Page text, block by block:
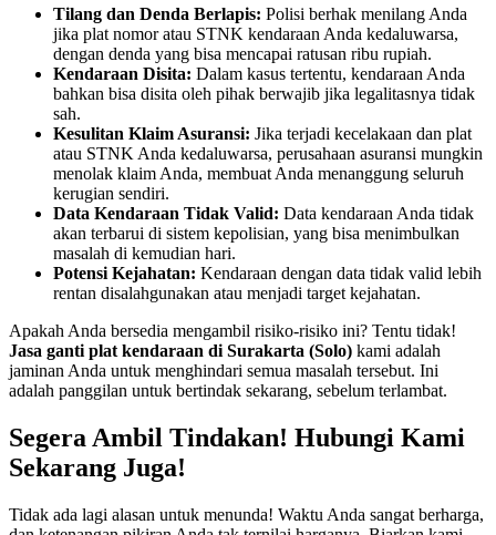
Tilang dan Denda Berlapis: Polisi berhak menilang Anda
jika plat nomor atau STNK kendaraan Anda kedaluwarsa,
dengan denda yang bisa mencapai ratusan ribu rupiah.
Kendaraan Disita: Dalam kasus tertentu, kendaraan Anda
bahkan bisa disita oleh pihak berwajib jika legalitasnya tidak
sah.
Kesulitan Klaim Asuransi: Jika terjadi kecelakaan dan plat
atau STNK Anda kedaluwarsa, perusahaan asuransi mungkin
menolak klaim Anda, membuat Anda menanggung seluruh
kerugian sendiri.
Data Kendaraan Tidak Valid: Data kendaraan Anda tidak
akan terbarui di sistem kepolisian, yang bisa menimbulkan
masalah di kemudian hari.
Potensi Kejahatan: Kendaraan dengan data tidak valid lebih
rentan disalahgunakan atau menjadi target kejahatan.
Apakah Anda bersedia mengambil risiko-risiko ini? Tentu tidak!
Jasa ganti plat kendaraan di Surakarta (Solo) kami adalah
jaminan Anda untuk menghindari semua masalah tersebut. Ini
adalah panggilan untuk bertindak sekarang, sebelum terlambat.
Segera Ambil Tindakan! Hubungi Kami
Sekarang Juga!
Tidak ada lagi alasan untuk menunda! Waktu Anda sangat berharga,